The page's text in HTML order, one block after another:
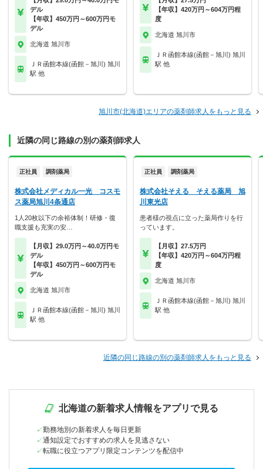
デル
【年収】450万円～600万円モ
デル
北海道 旭川市
ＪＲ函館本線(函館－旭川) 旭川
駅 他
【年収】420万円～604万円程
度
北海道 旭川市
ＪＲ函館本線(函館－旭川) 旭川
駅 他
旭川市(北海道)エリアの薬剤師求人をもっと見る
近隣の同じ路線の別の薬剤師求人
正社員 調剤薬局
株式会社メディカル一光 コスモ
ス薬局旭川4条通店
1人20枚以下の余裕体制！研修・復
職支援も充実の安…
【月収】29.0万円～40.0万円モ
デル
【年収】450万円～600万円モ
デル
北海道 旭川市
ＪＲ函館本線(函館－旭川) 旭川
駅 他
正社員 調剤薬局
株式会社そえる そえる薬局 旭
川東光店
患者様の視点に立った薬局作りを行
っています。
【月収】27.5万円
【年収】420万円～604万円程
度
北海道 旭川市
ＪＲ函館本線(函館－旭川) 旭川
駅 他
近隣の同じ路線の別の薬剤師求人をもっと見る
北海道の新着求人情報をアプリで見る
勤務地別の新着求人を毎日更新
通知設定でおすすめの求人を見逃さない
転職に役立つアプリ限定コンテンツを配信中